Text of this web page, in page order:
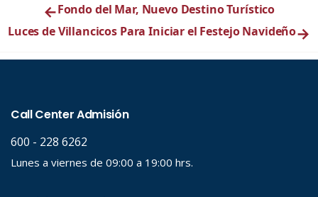
←Fondo del Mar, Nuevo Destino Turístico
Luces de Villancicos Para Iniciar el Festejo Navideño→